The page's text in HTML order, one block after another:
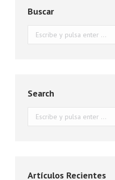
Buscar
Buscar:
Search
Buscar:
Artículos Recientes